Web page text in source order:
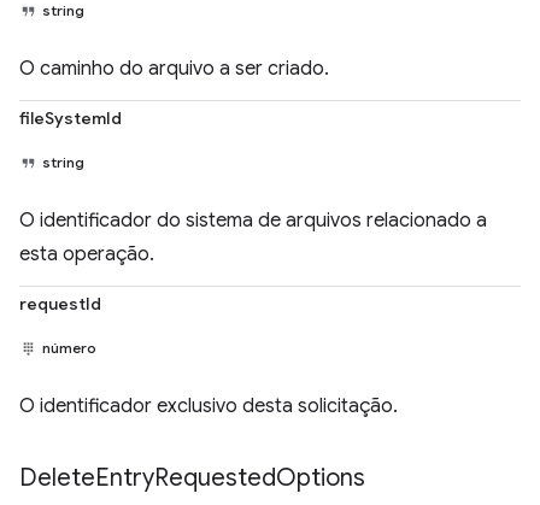
string
O caminho do arquivo a ser criado.
fileSystemId
string
O identificador do sistema de arquivos relacionado a
esta operação.
requestId
número
O identificador exclusivo desta solicitação.
DeleteEntryRequestedOptions